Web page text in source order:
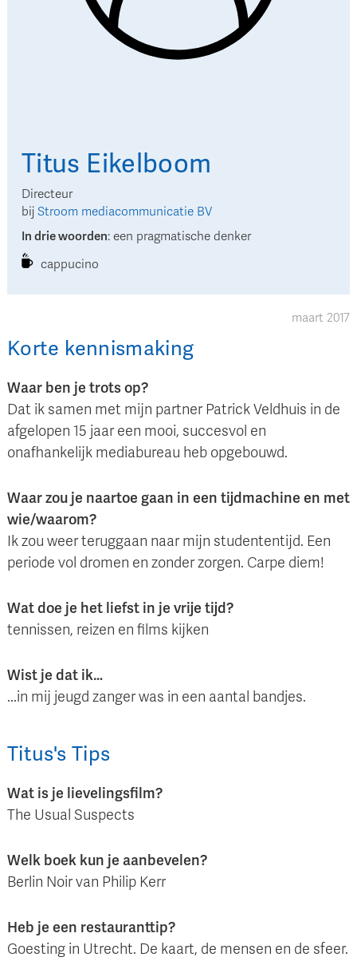
Titus Eikelboom
Directeur
bij Stroom mediacommunicatie BV
In drie woorden: een pragmatische denker
cappucino
maart 2017
Korte kennismaking
Waar ben je trots op?
Dat ik samen met mijn partner Patrick Veldhuis in de
afgelopen 15 jaar een mooi, succesvol en
onafhankelijk mediabureau heb opgebouwd.
Waar zou je naartoe gaan in een tijdmachine en met
wie/waarom?
Ik zou weer teruggaan naar mijn studententijd. Een
periode vol dromen en zonder zorgen. Carpe diem!
Wat doe je het liefst in je vrije tijd?
tennissen, reizen en films kijken
Wist je dat ik…
...in mij jeugd zanger was in een aantal bandjes.
Titus's Tips
Wat is je lievelingsfilm?
The Usual Suspects
Welk boek kun je aanbevelen?
Berlin Noir van Philip Kerr
Heb je een restauranttip?
Goesting in Utrecht. De kaart, de mensen en de sfeer.